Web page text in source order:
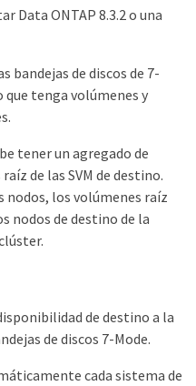
Data ONTAP 8.3.2 o una
bandejas de discos de 7-
que tenga volúmenes y
tener un agregado de
de las SVM de destino.
nodos, los volúmenes raíz
nodos de destino de la
de destino a la
de discos 7-Mode.
cada sistema de